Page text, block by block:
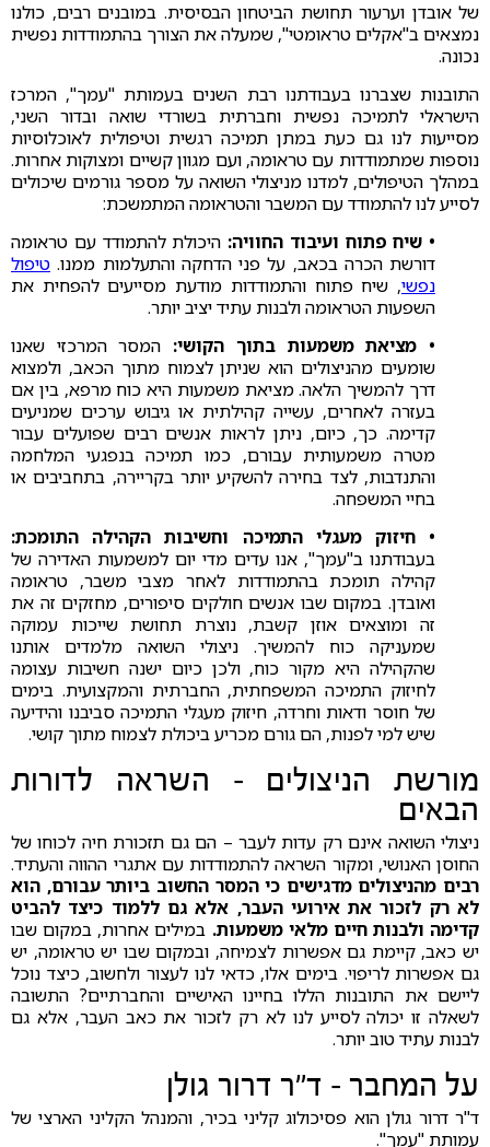
של אובדן וערעור תחושת הביטחון הבסיסית. במובנים רבים, כולנו
נמצאים ב"אקלים טראומטי", שמעלה את הצורך בהתמודדות נפשית
נכונה.
התובנות שצברנו בעבודתנו רבת השנים בעמותת "עמך", המרכז
הישראלי לתמיכה נפשית וחברתית בשורדי שואה ובדור השני,
מסייעות לנו גם כעת במתן תמיכה רגשית וטיפולית לאוכלוסיות
נוספות שמתמודדות עם טראומה, ועם מגוון קשיים ומצוקות אחרות.
במהלך הטיפולים, למדנו מניצולי השואה על מספר גורמים שיכולים
לסייע לנו להתמודד עם המשבר והטראומה המתמשכת:
• שיח פתוח ועיבוד החוויה: היכולת להתמודד עם טראומה
דורשת הכרה בכאב, על פני הדחקה והתעלמות ממנו. טיפול
נפשי, שיח פתוח והתמודדות מודעת מסייעים להפחית את
השפעות הטראומה ולבנות עתיד יציב יותר.
• מציאת משמעות בתוך הקושי: המסר המרכזי שאנו
שומעים מהניצולים הוא שניתן לצמוח מתוך הכאב, ולמצוא
דרך להמשיך הלאה. מציאת משמעות היא כוח מרפא, בין אם
בעזרה לאחרים, עשייה קהילתית או גיבוש ערכים שמניעים
קדימה. כך, כיום, ניתן לראות אנשים רבים שפועלים עבור
מטרה משמעותית עבורם, כמו תמיכה בנפגעי המלחמה
והתנדבות, לצד בחירה להשקיע יותר בקריירה, בתחביבים או
בחיי המשפחה.
• חיזוק מעגלי התמיכה וחשיבות הקהילה התומכת:
בעבודתנו ב"עמך", אנו עדים מדי יום למשמעות האדירה של
קהילה תומכת בהתמודדות לאחר מצבי משבר, טראומה
ואובדן. במקום שבו אנשים חולקים סיפורים, מחזקים זה את
זה ומוצאים אוזן קשבת, נוצרת תחושת שייכות עמוקה
שמעניקה כוח להמשיך. ניצולי השואה מלמדים אותנו
שהקהילה היא מקור כוח, ולכן כיום ישנה חשיבות עצומה
לחיזוק התמיכה המשפחתית, החברתית והמקצועית. בימים
של חוסר ודאות וחרדה, חיזוק מעגלי התמיכה סביבנו והידיעה
שיש למי לפנות, הם גורם מכריע ביכולת לצמוח מתוך קושי.
מורשת הניצולים – השראה לדורות
הבאים
ניצולי השואה אינם רק עדות לעבר – הם גם תזכורת חיה לכוחו של
החוסן האנושי, ומקור השראה להתמודדות עם אתגרי ההווה והעתיד.
רבים מהניצולים מדגישים כי המסר החשוב ביותר עבורם, הוא
לא רק לזכור את אירועי העבר, אלא גם ללמוד כיצד להביט
קדימה ולבנות חיים מלאי משמעות. במילים אחרות, במקום שבו
יש כאב, קיימת גם אפשרות לצמיחה, ובמקום שבו יש טראומה, יש
גם אפשרות לריפוי. בימים אלו, כדאי לנו לעצור ולחשוב, כיצד נוכל
ליישם את התובנות הללו בחיינו האישיים והחברתיים? התשובה
לשאלה זו יכולה לסייע לנו לא רק לזכור את כאב העבר, אלא גם
לבנות עתיד טוב יותר.
על המחבר – ד"ר דרור גולן
ד"ר דרור גולן הוא פסיכולוג קליני בכיר, והמנהל הקליני הארצי של
עמותת "עמך".